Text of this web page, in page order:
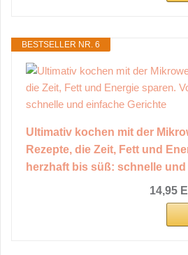
BESTSELLER NR. 6
Ultimativ kochen mit der
Rezepte, die Zeit, Fett und
herzhaft bis süß: schnelle
14,95